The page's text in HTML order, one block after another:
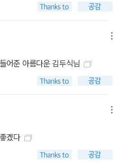
어준 아름다운 김두식님
겠다